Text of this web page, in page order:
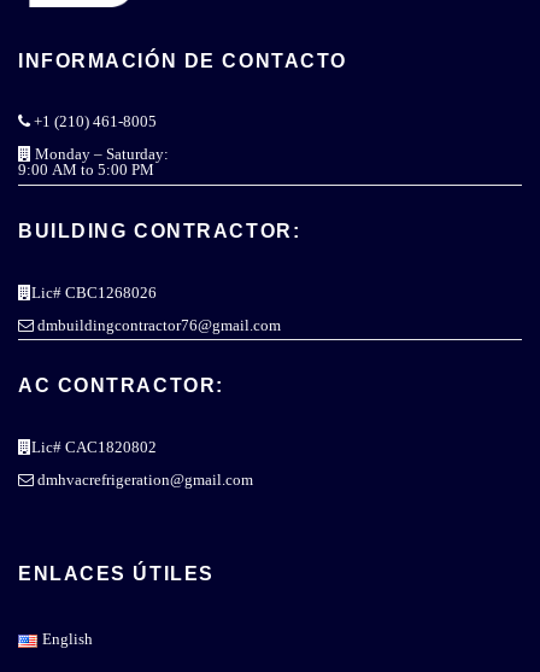
INFORMACIÓN DE CONTACTO
+1 (210) 461-8005
Monday – Saturday:
9:00 AM to 5:00 PM
BUILDING CONTRACTOR:
Lic# CBC1268026
dmbuildingcontractor76@gmail.com
AC CONTRACTOR:
Lic# CAC1820802
dmhvacrefrigeration@gmail.com
ENLACES ÚTILES
English